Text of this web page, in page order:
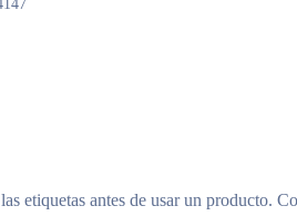
etiquetas antes de usar un producto.